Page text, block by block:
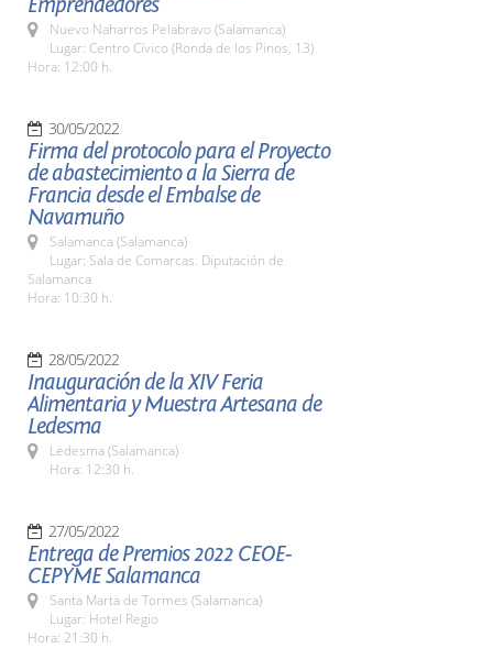
Nuevo Naharros Pelabravo (Salamanca)
Lugar: Centro Cívico (Ronda de los Pinos, 13)
Hora: 12:00 h.
30/05/2022
Firma del protocolo para el Proyecto
de abastecimiento a la Sierra de
Francia desde el Embalse de
Navamuño
Salamanca (Salamanca)
Lugar: Sala de Comarcas. Diputación de
Salamanca
Hora: 10:30 h.
28/05/2022
Inauguración de la XIV Feria
Alimentaria y Muestra Artesana de
Ledesma
Ledesma (Salamanca)
Hora: 12:30 h.
27/05/2022
Entrega de Premios 2022 CEOE-
CEPYME Salamanca
Santa Marta de Tormes (Salamanca)
Lugar: Hotel Regio
Hora: 21:30 h.